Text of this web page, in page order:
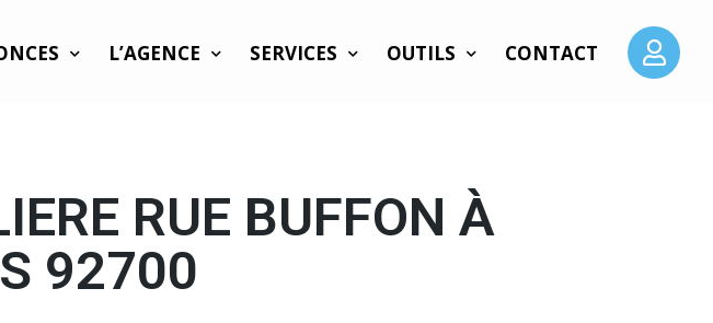
L’AGENCE SERVICES OUTILS CONTACT
RUE BUFFON À
92700